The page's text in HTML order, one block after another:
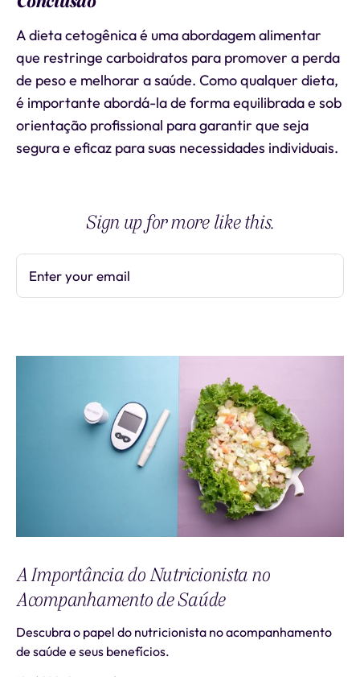
A dieta cetogênica é uma abordagem alimentar
que restringe carboidratos para promover a perda
de peso e melhorar a saúde. Como qualquer dieta,
é importante abordá-la de forma equilibrada e sob
orientação profissional para garantir que seja
segura e eficaz para suas necessidades individuais.
Sign up for more like this.
Enter your email
A Importância do Nutricionista no
Acompanhamento de Saúde
Descubra o papel do nutricionista no acompanhamento
de saúde e seus benefícios.